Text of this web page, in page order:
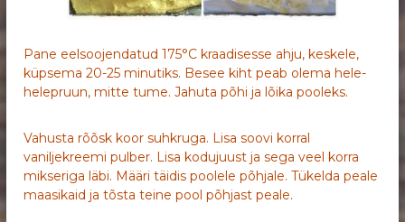
Pane eelsoojendatud 175°C kraadisesse ahju, keskele,
küpsema 20-25 minutiks. Besee kiht peab olema hele-
helepruun, mitte tume. Jahuta põhi ja lõika pooleks.
Vahusta rõõsk koor suhkruga. Lisa soovi korral
vaniljekreemi pulber. Lisa kodujuust ja sega veel korra
mikseriga läbi. Määri täidis poolele põhjale. Tükelda peale
maasikaid ja tõsta teine pool põhjast peale.